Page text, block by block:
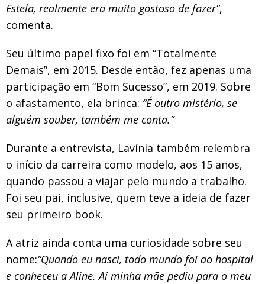
Estela, realmente era muito gostoso de fazer”,
comenta.
Seu último papel fixo foi em “Totalmente
Demais”, em 2015. Desde então, fez apenas uma
participação em “Bom Sucesso”, em 2019. Sobre
o afastamento, ela brinca: “É outro mistério, se
alguém souber, também me conta.”
Durante a entrevista, Lavínia também relembra
o início da carreira como modelo, aos 15 anos,
quando passou a viajar pelo mundo a trabalho.
Foi seu pai, inclusive, quem teve a ideia de fazer
seu primeiro book.
A atriz ainda conta uma curiosidade sobre seu
nome:“Quando eu nasci, todo mundo foi ao hospital
e conheceu a Aline. Aí minha mãe pediu para o meu